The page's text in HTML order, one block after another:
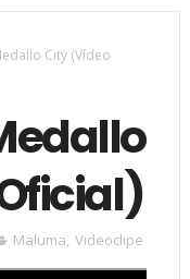
City (Vídeo
Maluma, Videoclipe